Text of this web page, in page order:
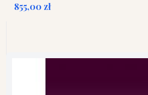
855,00 zł